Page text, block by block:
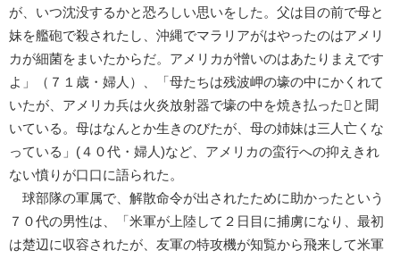
が、いつ沈没するかと恐ろしい思いをした。父は目の前で母と
妹を艦砲で殺されたし、沖縄でマラリアがはやったのはアメリ
カが細菌をまいたからだ。アメリカが憎いのはあたりまえです
よ」（７１歳・婦人）、「母たちは残波岬の壕の中にかくれて
いたが、アメリカ兵は火炎放射器で壕の中を焼き払ったと聞
いている。母はなんとか生きのびたが、母の姉妹は三人亡くな
っている」(４０代・婦人)など、アメリカの蛮行への抑えきれ
ない憤りが口口に語られた。
球部隊の軍属で、解散命令が出されたために助かったという
７０代の男性は、「米軍が上陸して２日目に捕虜になり、最初
は楚辺に収容されたが、友軍の特攻機が知覧から飛来して米軍